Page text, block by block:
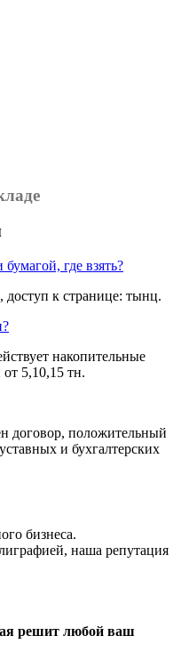
где взять?
к странице: тынц.
накопительные
от 5,10,15 тн.
договор, положительный
и бухгалтерских
бизнеса.
наша репутация
решит любой ваш